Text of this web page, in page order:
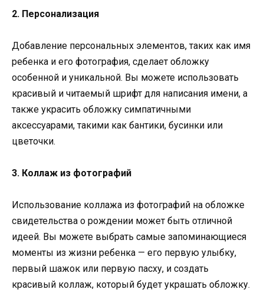
2. Персонализация
Добавление персональных элементов, таких как имя
ребенка и его фотография, сделает обложку
особенной и уникальной. Вы можете использовать
красивый и читаемый шрифт для написания имени, а
также украсить обложку симпатичными
аксессуарами, такими как бантики, бусинки или
цветочки.
3. Коллаж из фотографий
Использование коллажа из фотографий на обложке
свидетельства о рождении может быть отличной
идеей. Вы можете выбрать самые запоминающиеся
моменты из жизни ребенка — его первую улыбку,
первый шажок или первую пасху, и создать
красивый коллаж, который будет украшать обложку.